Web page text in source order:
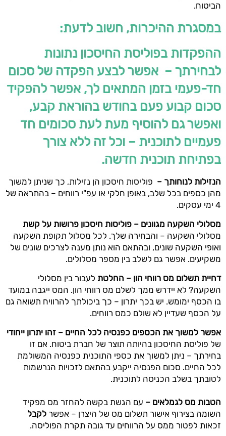
הביטוח.
במסגרת ההיכרות, חשוב לדעת:
ההפקדות בפוליסת החיסכון נתונות
לבחירתך – אפשר לבצע הפקדה של סכום
חד-פעמי בזמן המתאים לך, אפשר להפקיד
סכום קבוע פעם בחודש בהוראת קבע,
ואפשר גם להוסיף מעת לעת סכומים חד
פעמיים לתוכנית – וכל זה ללא צורך
בפתיחת תוכנית חדשה.
הנזילות לנוחותך – פוליסות חיסכון הן נזילות, כך שניתן למשוך
מהן כספים בכל שלב, באופן חלקי או עפ"י רווחים – בהתראה של
4 ימי עסקים.
מסלולי השקעה מגוונים – פוליסות חיסכון פרושות על קשת
מסלולי השקעה – והבחירה שלך. לכל מסלול תקופת השקעה
ואופי השקעה שונים, ובהתאם הוא נותן מענה לצרכים שונים של
משקיעים. אפשר גם לשלב בין מספר מסלולים.
דחיית תשלום מס רווחי הון – החלטת לעבור בין מסלולי
השקעה? לא יידרש ממך לשלם מס רווחי הון. המס ייגבה במועד
בו הכסף ימומש. יש בכך יתרון – כך ביכולתך להרוויח תשואה גם
על הכסף שעדיין לא שולם כמס רווחים.
אפשר למשוך את הכספים כפנסיה לכל החיים – זהו יתרון ייחודי
של פוליסת החיסכון בהיותה תוצר של חברת ביטוח. אם זו
בחירתך – ניתן למשוך את כספי התוכנית כפנסיה המשולמת
לכל החיים. סכום הפנסיה ייקבע בהתאם לזכויות הנרשמות
לטובתך בשלב הכניסה לתוכנית.
הטבות מס לגמלאים – עם הגשת בקשה להחזר מס מפקיד
השומה בצירוף אישור תשלום מס של היצרן – אפשר לקבל
זכאות לפטור ממס על הרווחים עד גובה תקרת הפוליסה.